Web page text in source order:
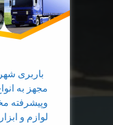
باربری
مجهز به
وپیشرفته
لوازم و
خاور بار
ماشین باربری
نیسان باربری